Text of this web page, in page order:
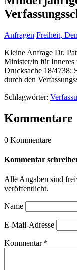
Anfragen Freiheit,
Kleine Anfrage Dr.
Minister/in für Inneres
Drucksache 18/4738:
durch den
Schlagwörter:
Kommentare
0 Kommentare
Kommentar
Alle Angaben sind
veröffentlicht.
Name
E-Mail-Adresse
Kommentar *